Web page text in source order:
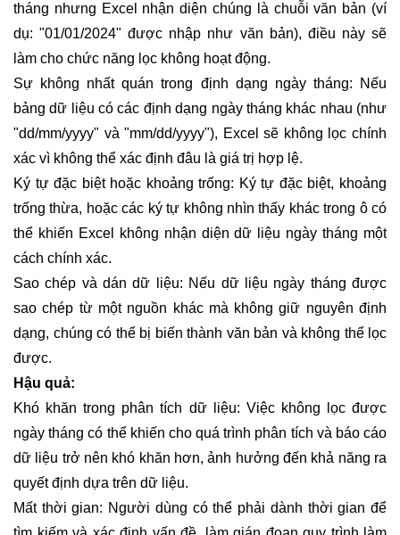
tháng nhưng Excel nhận diện chúng là chuỗi văn bản (ví
dụ: "01/01/2024" được nhập như văn bản), điều này sẽ
làm cho chức năng lọc không hoạt động.
Sự không nhất quán trong định dạng ngày tháng: Nếu
bảng dữ liệu có các định dạng ngày tháng khác nhau (như
"dd/mm/yyyy" và "mm/dd/yyyy"), Excel sẽ không lọc chính
xác vì không thể xác định đâu là giá trị hợp lệ.
Ký tự đặc biệt hoặc khoảng trống: Ký tự đặc biệt, khoảng
trống thừa, hoặc các ký tự không nhìn thấy khác trong ô có
thể khiến Excel không nhận diện dữ liệu ngày tháng một
cách chính xác.
Sao chép và dán dữ liệu: Nếu dữ liệu ngày tháng được
sao chép từ một nguồn khác mà không giữ nguyên định
dạng, chúng có thể bị biến thành văn bản và không thể lọc
được.
Hậu quả:
Khó khăn trong phân tích dữ liệu: Việc không lọc được
ngày tháng có thể khiến cho quá trình phân tích và báo cáo
dữ liệu trở nên khó khăn hơn, ảnh hưởng đến khả năng ra
quyết định dựa trên dữ liệu.
Mất thời gian: Người dùng có thể phải dành thời gian để